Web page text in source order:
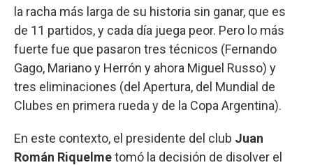
la racha más larga de su historia sin ganar, que es
de 11 partidos, y cada día juega peor. Pero lo más
fuerte fue que pasaron tres técnicos (Fernando
Gago, Mariano y Herrón y ahora Miguel Russo) y
tres eliminaciones (del Apertura, del Mundial de
Clubes en primera rueda y de la Copa Argentina).
En este contexto, el presidente del club Juan
Román Riquelmetomó la decisión de disolver el